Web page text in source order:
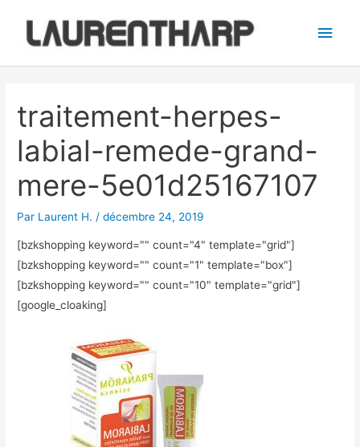
contenu
traitement-herpes-
labial-remede-grand-
mere-5e01d25167107
Par Laurent H. /décembre 24, 2019
[bzkshopping keyword="" count="4" template="grid"]
[bzkshopping keyword="" count="1" template="box"]
[bzkshopping keyword="" count="10" template="grid"]
[google_cloaking]
articles